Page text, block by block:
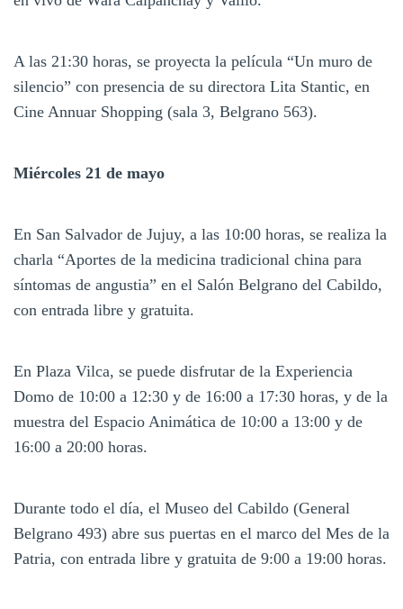
A las 21:30 horas, se proyecta la película “Un muro de
silencio” con presencia de su directora Lita Stantic, en
Cine Annuar Shopping (sala 3, Belgrano 563).
Miércoles 21 de mayo
En San Salvador de Jujuy, a las 10:00 horas, se realiza la
charla “Aportes de la medicina tradicional china para
síntomas de angustia” en el Salón Belgrano del Cabildo,
con entrada libre y gratuita.
En Plaza Vilca, se puede disfrutar de la Experiencia
Domo de 10:00 a 12:30 y de 16:00 a 17:30 horas, y de la
muestra del Espacio Animática de 10:00 a 13:00 y de
16:00 a 20:00 horas.
Durante todo el día, el Museo del Cabildo (General
Belgrano 493) abre sus puertas en el marco del Mes de la
Patria, con entrada libre y gratuita de 9:00 a 19:00 horas.